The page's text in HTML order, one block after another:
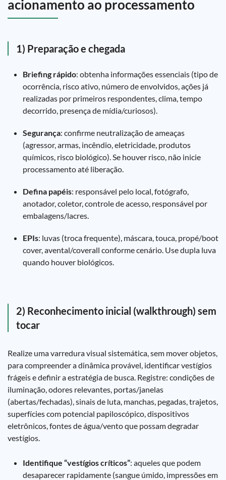
acionamento ao processamento
1) Preparação e chegada
Briefing rápido: obtenha informações essenciais (tipo de
ocorrência, risco ativo, número de envolvidos, ações já
realizadas por primeiros respondentes, clima, tempo
decorrido, presença de mídia/curiosos).
Segurança: confirme neutralização de ameaças
(agressor, armas, incêndio, eletricidade, produtos
químicos, risco biológico). Se houver risco, não inicie
processamento até liberação.
Defina papéis: responsável pelo local, fotógrafo,
anotador, coletor, controle de acesso, responsável por
embalagens/lacres.
EPIs: luvas (troca frequente), máscara, touca, propé/boot
cover, avental/coverall conforme cenário. Use dupla luva
quando houver biológicos.
2) Reconhecimento inicial (walkthrough) sem
tocar
Realize uma varredura visual sistemática, sem mover objetos,
para compreender a dinâmica provável, identificar vestígios
frágeis e definir a estratégia de busca. Registre: condições de
iluminação, odores relevantes, portas/janelas
(abertas/fechadas), sinais de luta, manchas, pegadas, trajetos,
superfícies com potencial papiloscópico, dispositivos
eletrônicos, fontes de água/vento que possam degradar
vestígios.
Identifique “vestígios críticos”: aqueles que podem
desaparecer rapidamente (sangue úmido, impressões em